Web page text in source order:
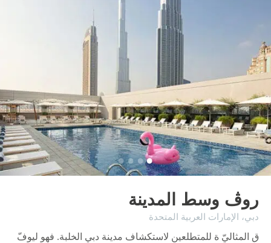
روڤ وسط المدينة
دبي، ​الإمارات العربية المتحدة
ق المثاليّ ة للمتطلعين لاستكشاف مدينة دبي الخلبة. فهو ليوفّ